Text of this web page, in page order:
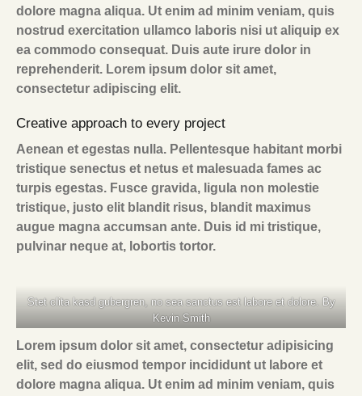
dolore magna aliqua. Ut enim ad minim veniam, quis
nostrud exercitation ullamco laboris nisi ut aliquip ex
ea commodo consequat. Duis aute irure dolor in
reprehenderit. Lorem ipsum dolor sit amet,
consectetur adipiscing elit.
Creative approach to every project
Aenean et egestas nulla. Pellentesque habitant morbi
tristique senectus et netus et malesuada fames ac
turpis egestas. Fusce gravida, ligula non molestie
tristique, justo elit blandit risus, blandit maximus
augue magna accumsan ante. Duis id mi tristique,
pulvinar neque at, lobortis tortor.
Stet clita kasd gubergren, no sea sanctus est labore et dolore. By
Kevin Smith
Lorem ipsum dolor sit amet, consectetur adipisicing
elit, sed do eiusmod tempor incididunt ut labore et
dolore magna aliqua. Ut enim ad minim veniam, quis